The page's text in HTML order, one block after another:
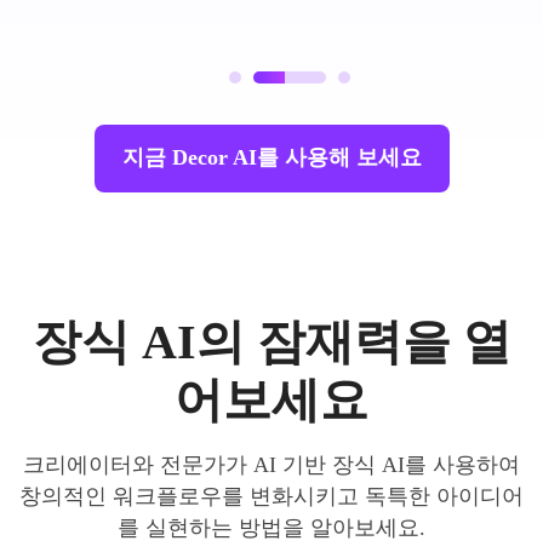
지금 Decor AI를 사용해 보세요
장식 AI의 잠재력을 열
어보세요
크리에이터와 전문가가 AI 기반 장식 AI를 사용하여
창의적인 워크플로우를 변화시키고 독특한 아이디어
를 실현하는 방법을 알아보세요.